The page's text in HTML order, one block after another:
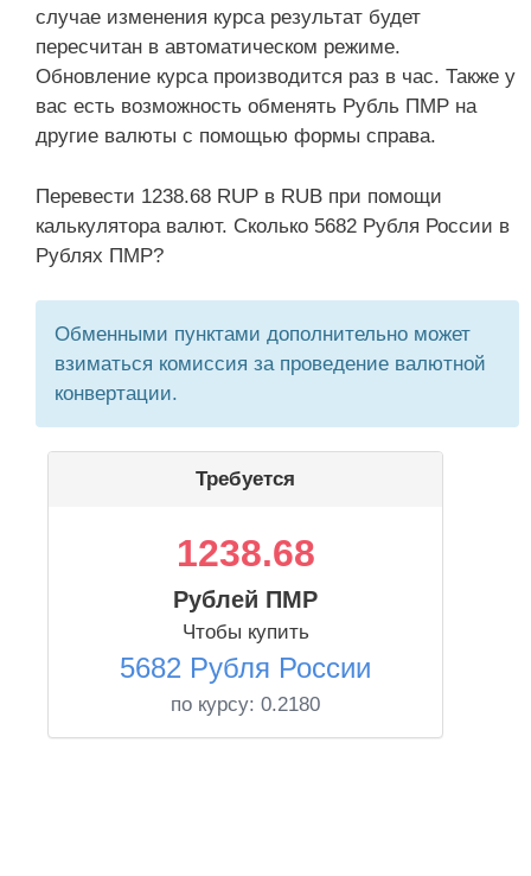
случае изменения курса результат будет
пересчитан в автоматическом режиме.
Обновление курса производится раз в час. Также у
вас есть возможность обменять Рубль ПМР на
другие валюты с помощью формы справа.
Перевести 1238.68 RUP в RUB при помощи
калькулятора валют. Сколько 5682 Рубля России в
Рублях ПМР?
Обменными пунктами дополнительно может
взиматься комиссия за проведение валютной
конвертации.
Требуется
1238.68
Рублей ПМР
Чтобы купить
5682 Рубля России
по курсу: 0.2180